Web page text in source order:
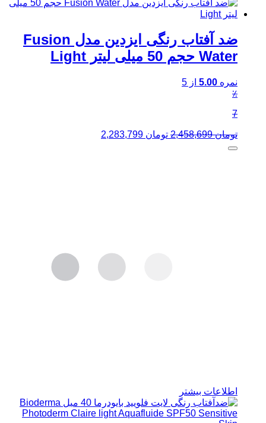
ضد آفتاب رنگی ایزدین مدل Fusion
Water حجم 50 میلی لیتر Light
نمره 5.00 از 5
٪
7
تومان2,458,699
قیمت
تومان
اطلاعات بیشتر